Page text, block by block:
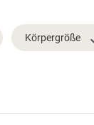
Körpergröße